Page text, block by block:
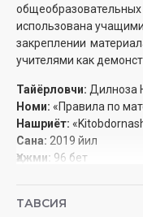
использована
закреплении
учителями как
Тайёрловчи: Дилноза
Номи: «Правила по
Нашриёт:
Сана: 2019 йил
Ҳажми: 96 бет
Муқоваси:
ТАВСИЯ